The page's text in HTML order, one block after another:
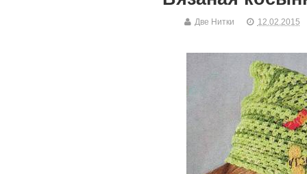
Две Нитки 12.02.2015